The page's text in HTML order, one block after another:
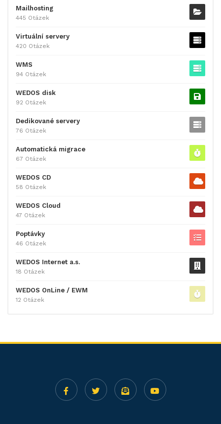
Mailhosting
445 Otázek
Virtuální servery
420 Otázek
WMS
94 Otázek
WEDOS disk
92 Otázek
Dedikované servery
76 Otázek
Automatická migrace
67 Otázek
WEDOS CD
58 Otázek
WEDOS Cloud
47 Otázek
Poptávky
46 Otázek
WEDOS Internet a.s.
18 Otázek
WEDOS OnLine / EWM
12 Otázek